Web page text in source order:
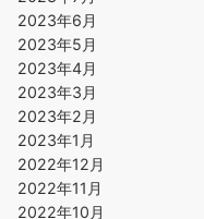
2023年6月
2023年5月
2023年4月
2023年3月
2023年2月
2023年1月
2022年12月
2022年11月
2022年10月